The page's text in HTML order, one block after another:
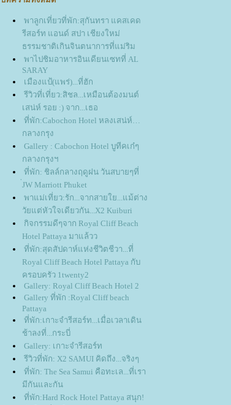
พาลูกเที่ยวที่พัก:สุกันทรา แคสเคด
รีสอร์ท แอนด์ สปา เชียงใหม่
ธรรมชาติเกินจินตนาการที่แม่ริม
พาไปชิมอาหารอินเดียนเซทที่ AL
SARAY
เมืองแป้(แพร่)...ที่ฮัก
รีวิวที่เที่ยว:สิชล...เหมือนต้องมนต์
เสน่ห์ รอย :) จาก...เธอ
ที่พัก:Cabochon Hotel หลงเสน่ห์
กลางกรุง
Gallery : Cabochon Hotel บูทีคเก๋ๆ
กลางกรุงฯ
ที่พัก: ชิลล์กลางฤดูฝน วันสบายๆที่
่JW Marriott Phuket
พาแม่เที่ยว:รัก...จากสายใย...แม้ต่าง
วัยแต่หัวใจเดียวกัน...X2 Kuiburi
กิจกรรมดีๆจาก Royal Cliff Beach
Hotel Pattaya มาแล้วว
ที่พัก:สุดสัปดาห์แห่งชีวิตชีวา...ที่
Royal Cliff Beach Hotel Pattaya กับ
ครอบครัว 1twenty2
Gallery: Royal Cliff Beach Hotel 2
Gallery ที่พัก :Royal Cliff beach
Pattaya
ที่พัก:เกาะจำรีสอร์ท...เมื่อเวลาเดิน
ช้าลงที่...กระบี่
Gallery: เกาะจำรีสอร์ท
รีวิวที่พัก: X2 SAMUI คิดถึง...จริงๆ
ที่พัก: The Sea Samui คือทะเล...ที่เรา
มีกันและกัน
ที่พัก:Hard Rock Hotel Pattaya สนุก!